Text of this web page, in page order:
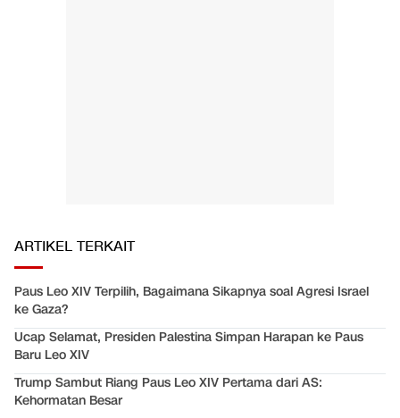
ARTIKEL TERKAIT
Paus Leo XIV Terpilih, Bagaimana Sikapnya soal Agresi Israel
ke Gaza?
Ucap Selamat, Presiden Palestina Simpan Harapan ke Paus
Baru Leo XIV
Trump Sambut Riang Paus Leo XIV Pertama dari AS:
Kehormatan Besar